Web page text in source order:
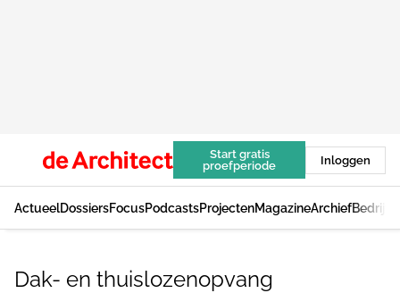
Start gratis
proefperiode
Inloggen
ActueelDossiersFocusPodcastsProjectenMagazineArchief
Dak- en thuislozenopvang